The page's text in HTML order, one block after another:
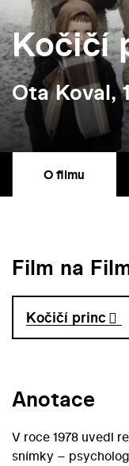
Kočičí
Ota Koval,
O filmu
Film na
Kočičí princ
Anotace
V roce 1978 uvedl
snímky –